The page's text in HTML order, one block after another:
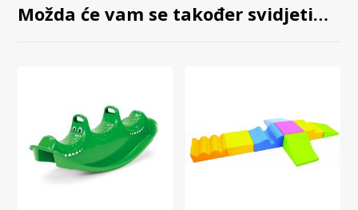
Možda će vam se također svidjeti…